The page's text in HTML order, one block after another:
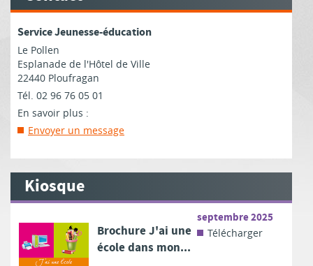
Service Jeunesse-éducation
Le Pollen
Esplanade de l'Hôtel de Ville
22440 Ploufragan
Tél. 02 96 76 05 01
En savoir plus :
Envoyer un message
Kiosque
Brochure J'ai une
école dans mon...
septembre 2025
Télécharger